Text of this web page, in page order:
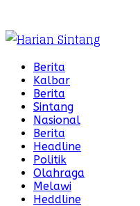
Berita
Kalbar
Berita
Sintang
Nasional
Berita
Headline
Politik
Olahraga
Melawi
Heddline